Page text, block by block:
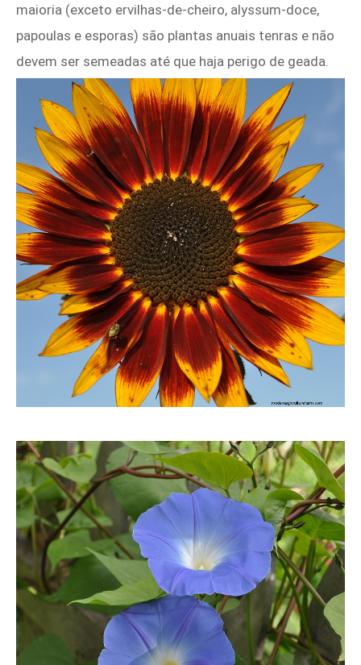
maioria (exceto ervilhas-de-cheiro, alyssum-doce,
papoulas e esporas) são plantas anuais tenras e não
devem ser semeadas até que haja perigo de geada.